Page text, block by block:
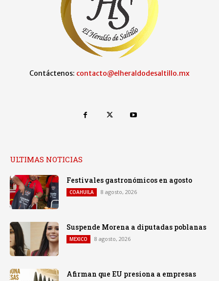
Contáctenos: contacto@elheraldodesaltillo.mx
ULTIMAS NOTICIAS
Festivales gastronómicos en agosto
COAHUILA 8 agosto, 2026
Suspende Morena a diputadas poblanas
MEXICO 8 agosto, 2026
Afirman que EU presiona a empresas